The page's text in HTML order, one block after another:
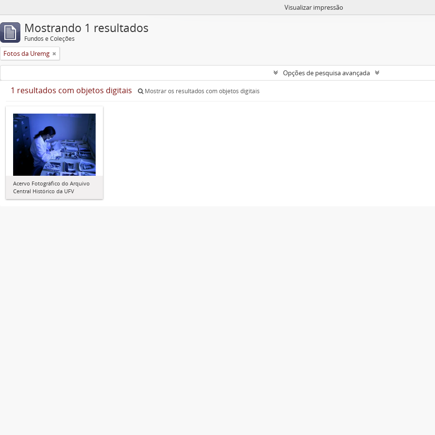
Visualizar impressão
Mostrando 1 resultados
Fundos e Coleções
Fotos da Uremg
Opções de pesquisa avançada
1 resultados com objetos digitais Mostrar os resultados com objetos digitais
Acervo Fotográfico do Arquivo
Central Histórico da UFV